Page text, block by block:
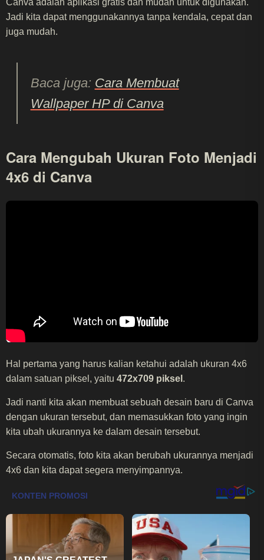
Canva adalah aplikasi gratis dan mudah untuk digunakan.
Jadi kita dapat menggunakannya tanpa kendala, cepat dan
juga mudah.
Baca juga: Cara Membuat
Wallpaper HP di Canva
Cara Mengubah Ukuran Foto Menjadi
4x6 di Canva
Hal pertama yang harus kalian ketahui adalah ukuran 4x6
dalam satuan piksel, yaitu 472x709 piksel .
Jadi nanti kita akan membuat sebuah desain baru di Canva
dengan ukuran tersebut, dan memasukkan foto yang ingin
kita ubah ukurannya ke dalam desain tersebut.
Secara otomatis, foto kita akan berubah ukurannya menjadi
4x6 dan kita dapat segera menyimpannya.